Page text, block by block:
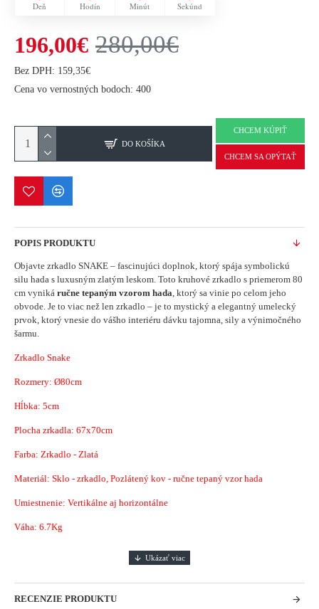
Deň Hodín Minút Sekúnd
196,00€ 280,00€
Bez DPH: 159,35€
Cena vo vernostných bodoch: 400
DO KOŠÍKA
CHCEM KÚPIŤ
CHCEM SA OPÝTAŤ
POPIS PRODUKTU
Objavte zrkadlo SNAKE – fascinujúci doplnok, ktorý spája symbolickú
silu hada s luxusným zlatým leskom. Toto kruhové zrkadlo s priemerom 80
cm vyniká ručne tepaným vzorom hada, ktorý sa vinie po celom jeho
obvode. Je to viac než len zrkadlo – je to mystický a elegantný umelecký
prvok, ktorý vnesie do vášho interiéru dávku tajomna, sily a výnimočného
šarmu.
Zrkadlo Snake
Rozmery: Ø80cm
Hĺbka: 5cm
Plocha zrkadla: 67x70cm
Farba: Zrkadlo - Zlatá
Materiál: Sklo - zrkadlo, Pozlátený kov - ručne tepaný vzor hada
Umiestnenie: Vertikálne aj horizontálne
Váha: 6.7Kg
RECENZIE PRODUKTU